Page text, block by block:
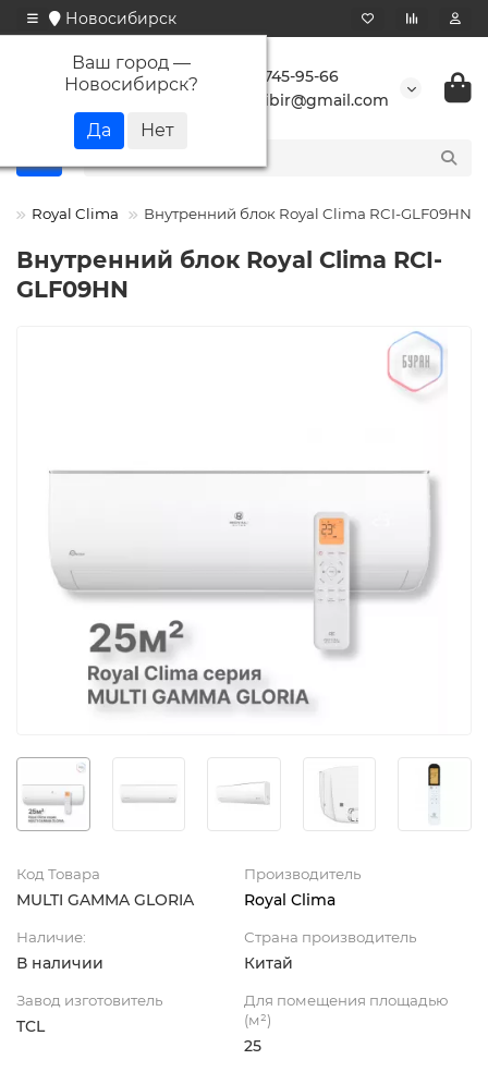
Новосибирск
Ваш город —
Новосибирск?
+7 923 745-95-66
buransibir@gmail.com
Royal Clima Внутренний блок Royal Clima RCI-GLF09HN
Внутренний блок Royal Clima RCI-
GLF09HN
Код Товара
MULTI GAMMA GLORIA
Производитель
Royal Clima
Наличие:
В наличии
Страна производитель
Китай
Завод изготовитель
TCL
Для помещения площадью
(м²)
25